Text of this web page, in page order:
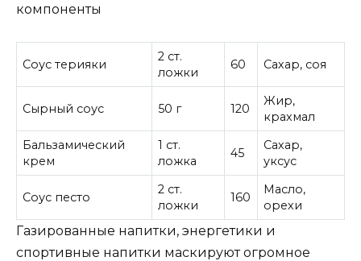
компоненты
Соус терияки
2 ст.
ложки
60 Сахар, соя
Сырный соус 50 г 120
Жир,
крахмал
Бальзамический
крем
1 ст.
ложка
45
Сахар,
уксус
Соус песто
2 ст.
ложки
160
Масло,
орехи
Газированные напитки, энергетики и
спортивные напитки маскируют огромное